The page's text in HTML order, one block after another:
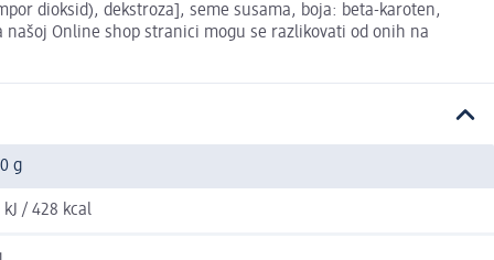
dioksid), dekstroza], seme susama, boja: beta-karoten,
Online shop stranici mogu se razlikovati od onih na
g
kJ / 428 kcal